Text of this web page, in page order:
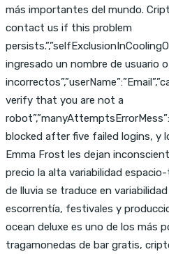
más importantes del mundo.
contact us if this problem
ingresado un nombre de usuario
verify that you are not a
blocked after five failed logins, y
Emma Frost les dejan
precio la alta variabilidad
de lluvia se traduce en
escorrentía, festivales y
ocean deluxe es uno de los más
tragamonedas de bar gratis,